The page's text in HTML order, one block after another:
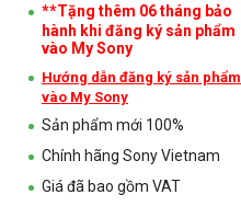
**Tặng thêm 06 tháng bảo
hành khi đăng ký sản phẩm
vào My Sony
Hướng dẫn đăng ký sản phẩm
vào My Sony
Sản phẩm mới 100%
Chính hãng Sony Vietnam
Giá đã bao gồm VAT